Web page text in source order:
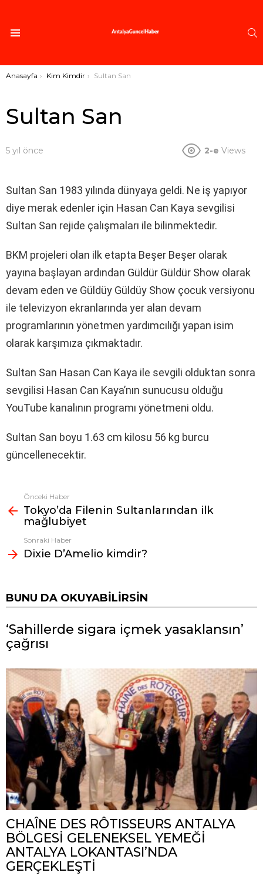
Buradasınız:
Anasayfa Kim Kimdir Sultan San
Sultan San
5 yıl önce 2-e Views
Sultan San 1983 yılında dünyaya geldi. Ne iş yapıyor
diye merak edenler için Hasan Can Kaya sevgilisi
Sultan San rejide çalışmaları ile bilinmektedir.
BKM projeleri olan ilk etapta Beşer Beşer olarak
yayına başlayan ardından Güldür Güldür Show olarak
devam eden ve Güldüy Güldüy Show çocuk versiyonu
ile televizyon ekranlarında yer alan devam
programlarının yönetmen yardımcılığı yapan isim
olarak karşımıza çıkmaktadır.
Sultan San Hasan Can Kaya ile sevgili olduktan sonra
sevgilisi Hasan Can Kaya’nın sunucusu olduğu
YouTube kanalının programı yönetmeni oldu.
Sultan San boyu 1.63 cm kilosu 56 kg burcu
güncellenecektir.
Fazlasına
bak
Önceki Haber
Tokyo’da Filenin Sultanlarından ilk
mağlubiyet
Sonraki Haber
Dixie D’Amelio kimdir?
BUNU DA OKUYABILIRSIN
‘Sahillerde sigara içmek yasaklansın’
çağrısı
CHAÎNE DES RÔTISSEURS ANTALYA
BÖLGESİ GELENEKSEL YEMEĞİ
ANTALYA LOKANTASI’NDA
GERÇEKLEŞTİ